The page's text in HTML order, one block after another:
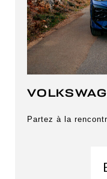
Partez à la